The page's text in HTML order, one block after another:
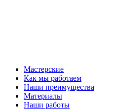
Мастерские
Как мы работаем
Наши преимущества
Материалы
Наши работы